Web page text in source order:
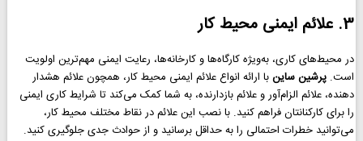
3. علائم ایمنی محیط کار
در محیط‌های کاری، به‌ویژه کارگاه‌ها و کارخانه‌ها، رعایت ایمنی مهم‌ترین اولویت
است.پرشین ساینبا ارائه انواع علائم ایمنی محیط کار، همچون علائم هشدار
دهنده، علائم الزام‌آور و علائم بازدارنده، به شما کمک می‌کند تا شرایط کاری ایمنی
را برای کارکنانتان فراهم کنید. با نصب این علائم در نقاط مختلف محیط کار،
می‌توانید خطرات احتمالی را به حداقل برسانید و از حوادث جدی جلوگیری کنید.